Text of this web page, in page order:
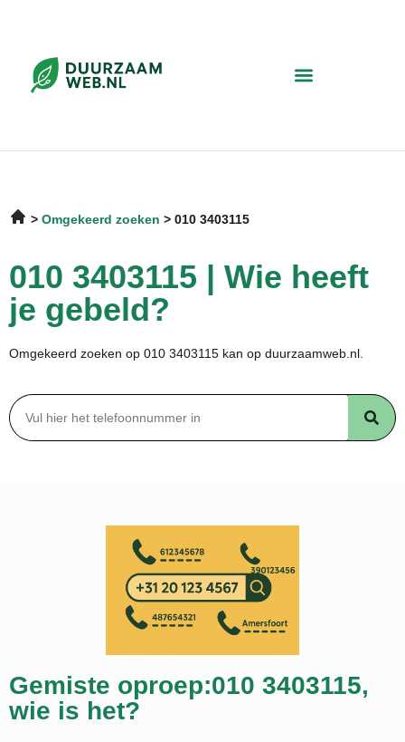
Omgekeerd zoeken 010 3403115
010 3403115 | Wie heeft
je gebeld?
Omgekeerd zoeken op 010 3403115 kan op duurzaamweb.nl.
Gemiste oproep:010 3403115,
wie is het?